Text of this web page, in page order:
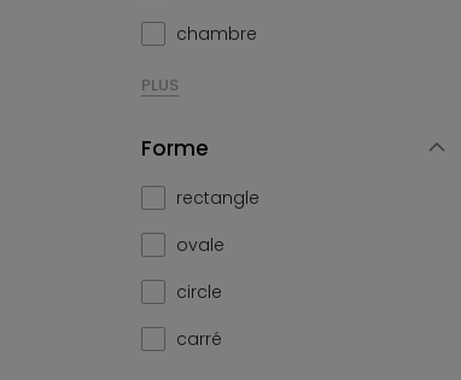
chambre
PLUS
Forme
rectangle
ovale
circle
carré